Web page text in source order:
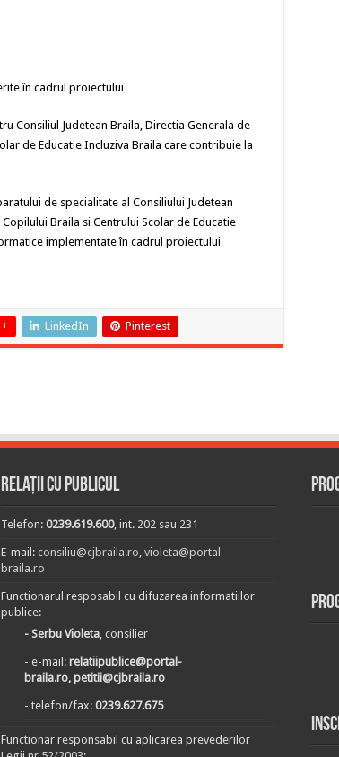
în cadrul proiectului
Consiliul Judetean Braila, Directia Generala de
de Educatie Incluziva Braila care contribuie la
de specialitate al Consiliului Judetean
Braila si Centrului Scolar de Educatie
implementate în cadrul proiectului
LinkedIn Pinterest
Relații cu publicul
Telefon:0239.619.600, int. 202 sau 231
E-mail:consiliu@cjbraila.ro,violeta@portal-
braila.ro
Functionarul resposabil cu difuzarea informatiilor
publice:
- Serbu Violeta, consilier
- e-mail:relatiipublice@portal-
braila.ro, petitii@cjbraila.ro
- telefon/fax:0239.627.675
Functionar responsabil cu aplicarea prevederilor